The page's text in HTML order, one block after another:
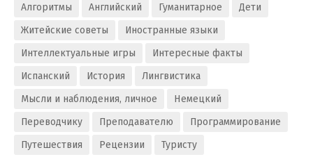
Алгоритмы
Английский Гуманитарное
Дети
Житейские советы
Иностранные языки
Интеллектуальные игры
Интересные факты
Испанский
История
Лингвистика
Мысли и наблюдения, личное
Немецкий
Переводчику
Преподавателю
Программирование
Путешествия
Рецензии Туристу